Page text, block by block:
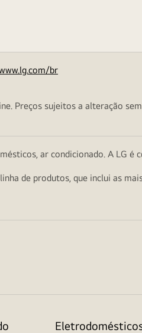
br
Preços sujeitos a alteração
ar condicionado. A LG
de produtos, que inclui as